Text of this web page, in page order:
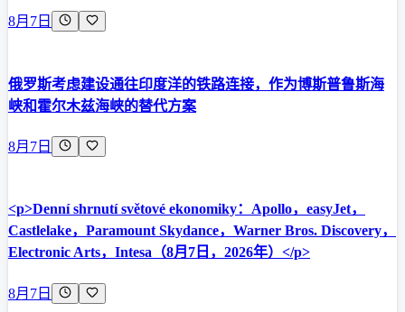
8月7日
俄罗斯考虑建设通往印度洋的铁路连接，作为博斯普鲁斯海
峡和霍尔木兹海峡的替代方案
8月7日
<p>Denní shrnutí světové ekonomiky：Apollo，easyJet，
Castlelake，Paramount Skydance，Warner Bros. Discovery，
Electronic Arts，Intesa（8月7日，2026年）</p>
8月7日